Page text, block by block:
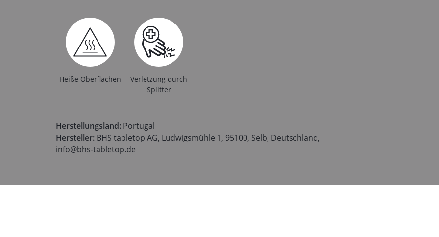
Heiße Oberflächen
Verletzung durch
Splitter
Herstellungsland: Portugal
Hersteller: BHS tabletop AG, Ludwigsmühle 1, 95100, Selb, Deutschland,
info@bhs-tabletop.de